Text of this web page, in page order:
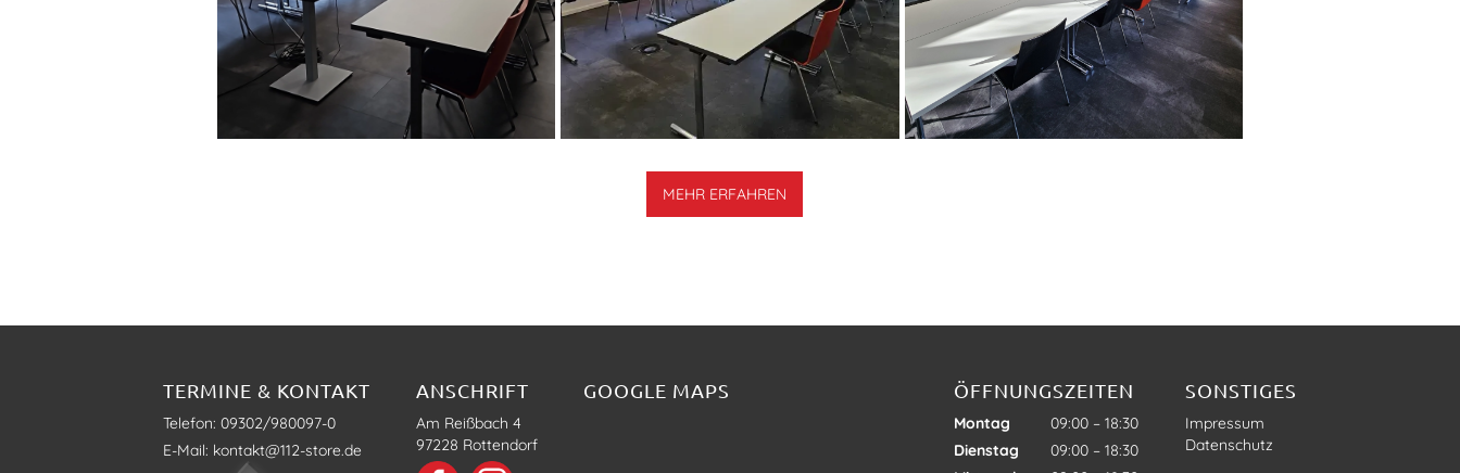
MEHR ERFAHREN
TERMINE & KONTAKT
Telefon: 09302/980097-0
E-Mail: kontakt@112-store.de
ANSCHRIFT
Am Reißbach 4
97228 Rottendorf
GOOGLE MAPS ÖFFNUNGSZEITEN
Montag
09:00 – 18:30
Dienstag
09:00 – 18:30
SONSTIGES
Impressum
Datenschutz